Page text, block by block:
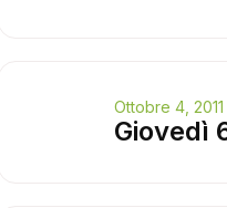
Ottobre 4, 2011
Giovedì